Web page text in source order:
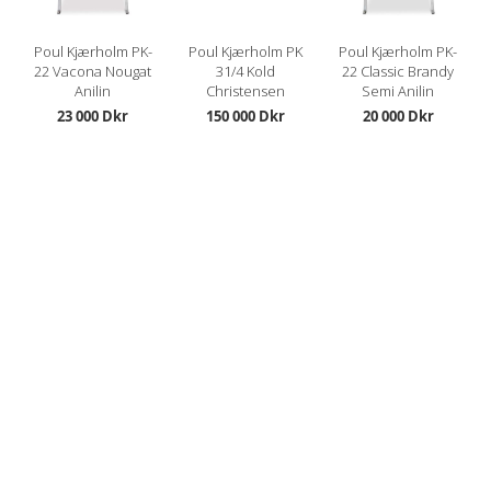
Poul Kjærholm PK-
22 Vacona Nougat
Anilin
23 000 Dkr
Poul Kjærholm PK
31/4 Kold
Christensen
150 000 Dkr
Poul Kjærholm PK-
22 Classic Brandy
Semi Anilin
20 000 Dkr